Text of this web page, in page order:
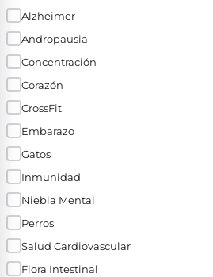
Alzheimer
Andropausia
Concentración
Corazón
CrossFit
Embarazo
Gatos
Inmunidad
Niebla Mental
Perros
Salud Cardiovascular
Flora Intestinal